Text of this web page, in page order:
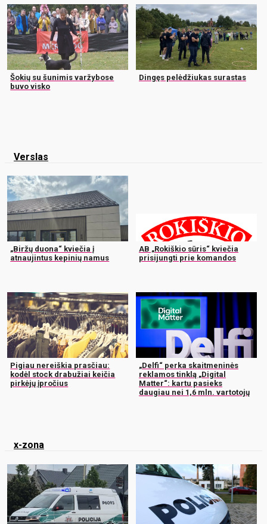
Šokių su šunimis varžybose
buvo visko
Dingęs pelėdžiukas surastas
Verslas
„Biržų duona“ kviečia į
atnaujintus kepinių namus
AB „Rokiškio sūris“ kviečia
prisijungti prie komandos
Pigiau nereiškia prasčiau:
kodėl stock drabužiai keičia
pirkėjų įpročius
„Delfi“ perka skaitmeninės
reklamos tinklą „Digital
Matter“: kartu pasieks
daugiau nei 1,6 mln. vartotojų
x-zona